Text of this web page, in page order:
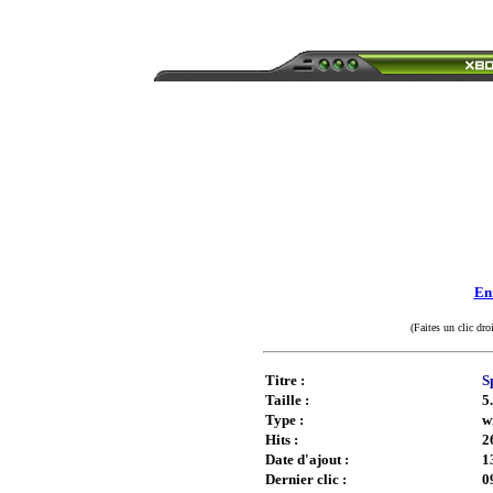
(Faites un clic
Titre :
Taille :
Type :
Hits :
Date d'ajout :
Dernier clic :